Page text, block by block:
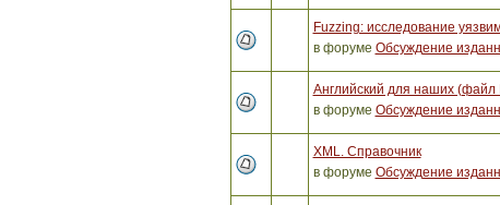
Fuzzing: исследование
в форуме Обсуждение
Английский для наших (файл
в форуме Обсуждение
XML. Справочник
в форуме Обсуждение